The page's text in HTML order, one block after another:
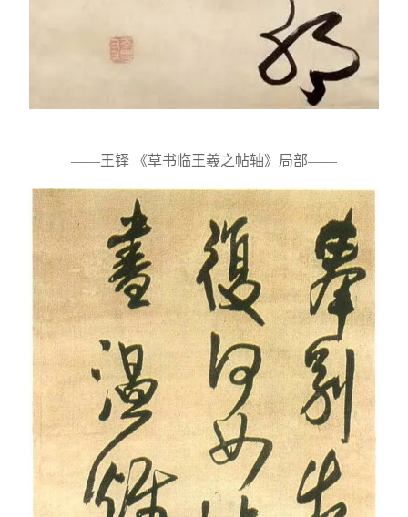
——王铎 《草书临王羲之帖轴》局部——